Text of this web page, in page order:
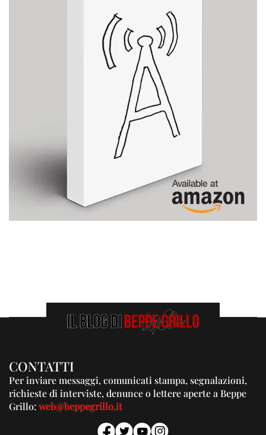
CONTATTI
Per inviare messaggi, comunicati stampa, segnalazioni,
richieste di interviste, denunce o lettere aperte a Beppe
Grillo:web@beppegrillo.it